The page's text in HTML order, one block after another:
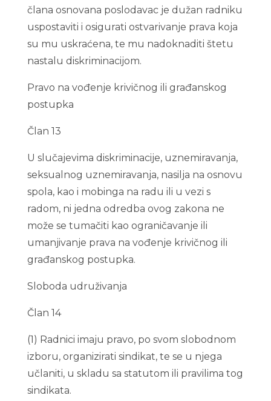
člana osnovana poslodavac je dužan radniku
uspostaviti i osigurati ostvarivanje prava koja
su mu uskraćena, te mu nadoknaditi štetu
nastalu diskriminacijom.
Pravo na vođenje krivičnog ili građanskog
postupka
Član 13
U slučajevima diskriminacije, uznemiravanja,
seksualnog uznemiravanja, nasilja na osnovu
spola, kao i mobinga na radu ili u vezi s
radom, ni jedna odredba ovog zakona ne
može se tumačiti kao ograničavanje ili
umanjivanje prava na vođenje krivičnog ili
građanskog postupka.
Sloboda udruživanja
Član 14
(1) Radnici imaju pravo, po svom slobodnom
izboru, organizirati sindikat, te se u njega
učlaniti, u skladu sa statutom ili pravilima tog
sindikata.